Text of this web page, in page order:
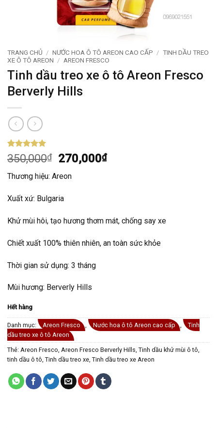
TRANG CHỦ / NƯỚC HOA Ô TÔ AREON CAO CẤP / TINH DẦU TREO
XE Ô TÔ AREON / AREON FRESCO
Tinh dầu treo xe ô tô Areon Fresco
Berverly Hills
5trên 5
dựa trên
1
350,000₫
Giá
là:
350,000₫.
270,000₫Giá
Thương hiệu: Areon
Xuất xứ: Bulgaria
Khử mùi hôi, tạo hương thơm mát, chống say xe
Chiết xuất 100% thiên nhiên, an toàn sức khỏe
Thời gian sử dụng: 3 tháng
Mùi hương: Berverly Hills
Hết hàng
Danh mục: Areon Fresco , Nước hoa ô tô Areon cao cấp ,
Tinh
dầu treo xe ô tô Areon
Thẻ: Areon Fresco, Areon Fresco Berverly Hills, Tinh dầu khử mùi ô tô,
tinh dầu ô tô, Tinh dầu treo xe, Tinh dầu treo xe Areon